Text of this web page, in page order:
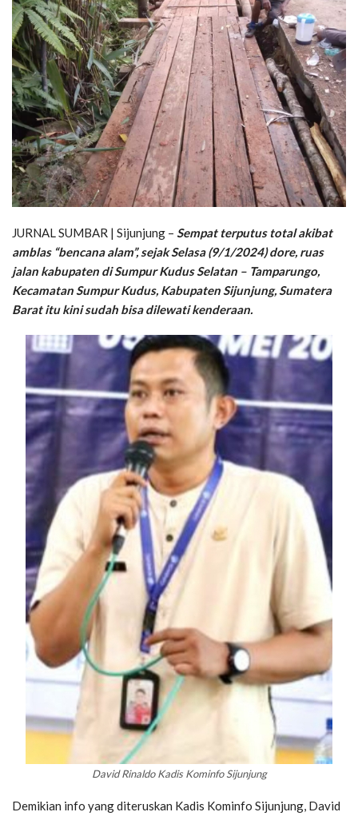
JURNAL SUMBAR | Sijunjung – Sempat terputus total akibat
amblas “bencana alam”, sejak Selasa (9/1/2024) dore, ruas
jalan kabupaten di Sumpur Kudus Selatan – Tamparungo,
Kecamatan Sumpur Kudus, Kabupaten Sijunjung, Sumatera
Barat itu kini sudah bisa dilewati kenderaan.
David Rinaldo Kadis Kominfo Sijunjung
Demikian info yang diteruskan Kadis Kominfo Sijunjung, David